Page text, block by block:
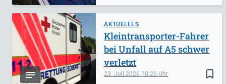
AKTUELLES
bookmark_border
23. Juli 2026 10:26
Kleintransporter-Fahrer
bei Unfall auf A5 schwer
verletzt